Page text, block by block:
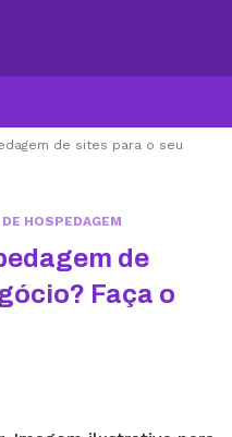
de sites para o seu
HOSPEDAGEM
de
Faça o